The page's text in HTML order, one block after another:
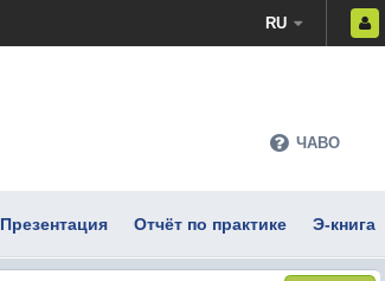
RU
ЧАВО
Презентация Отчёт по практике Э-книга